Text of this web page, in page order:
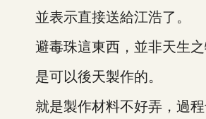
並表示直接送給江浩了。
避毒珠這東西，並非天生之
是可以後天製作的。
就是製作材料不好弄，過程